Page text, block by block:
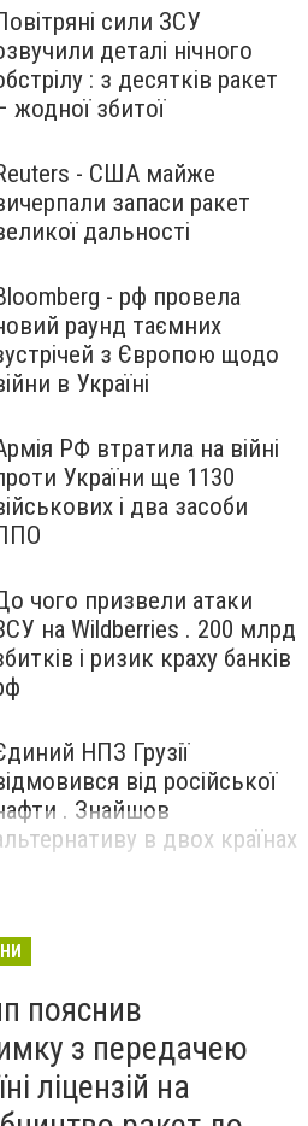
сили ЗСУ
деталі нічного
: з десятків ракет
жодної збитої
- США майже
запаси ракет
дальності
- рф провела
раунд таємних
з Європою щодо
в Україні
РФ втратила на війні
України ще 1130
і два засоби
чого призвели атаки
на Wildberries . 200 млрд
і ризик краху банків
НПЗ Грузії
від російської
. Знайшов
в двох країнах
пояснив
з передачею
ліцензій на